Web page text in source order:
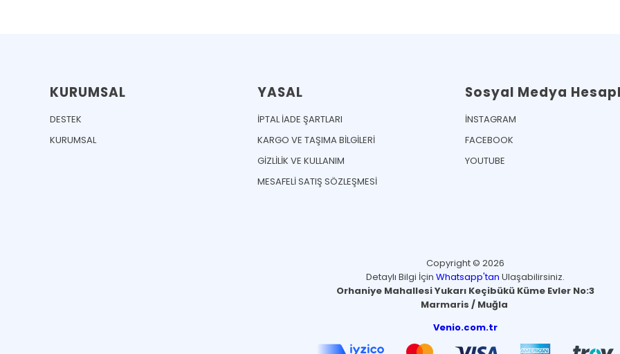
KURUMSAL
DESTEK
KURUMSAL
YASAL
İPTAL İADE ŞARTLARI
KARGO VE TAŞIMA BİLGİLERİ
GİZLİLİK VE KULLANIM
MESAFELİ SATIŞ SÖZLEŞMESİ
Sosyal Medya
İNSTAGRAM
FACEBOOK
YOUTUBE
Copyright © 2026
Detaylı Bilgi İçin Whatsapp'tan Ulaşabilirsiniz.
Orhaniye Mahallesi Yukarı Keçibükü Küme Evler No:3
Marmaris / Muğla
Venio.com.tr